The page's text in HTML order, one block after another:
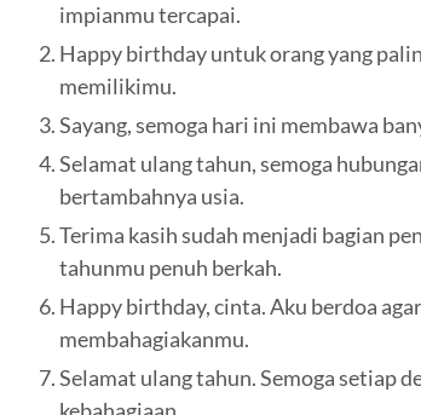
impianmu tercapai.
Happy birthday untuk orang yang
memilikimu.
Sayang, semoga hari ini membawa
Selamat ulang tahun, semoga
bertambahnya usia.
Terima kasih sudah menjadi bagian
tahunmu penuh berkah.
Happy birthday, cinta. Aku berdoa
membahagiakanmu.
Selamat ulang tahun. Semoga setiap